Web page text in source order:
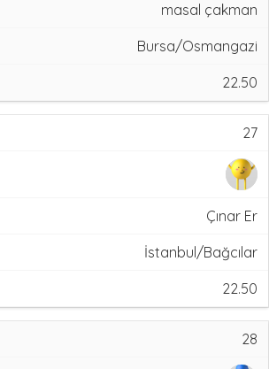
masal çakman
Bursa/Osmangazi
22.50
27
Çınar Er
İstanbul/Bağcılar
22.50
28